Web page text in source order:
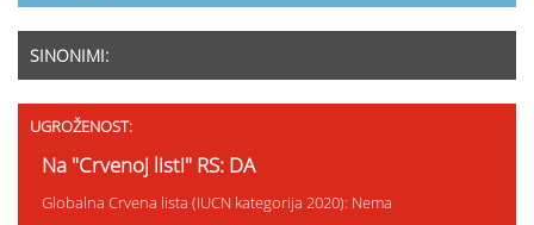
SINONIMI:
UGROŽENOST:
Na "Crvenoj listi" RS: DA
Globalna Crvena lista (IUCN kategorija 2020): Nema